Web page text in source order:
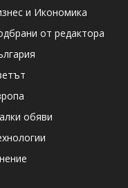
и Икономика
от редактора
обяви